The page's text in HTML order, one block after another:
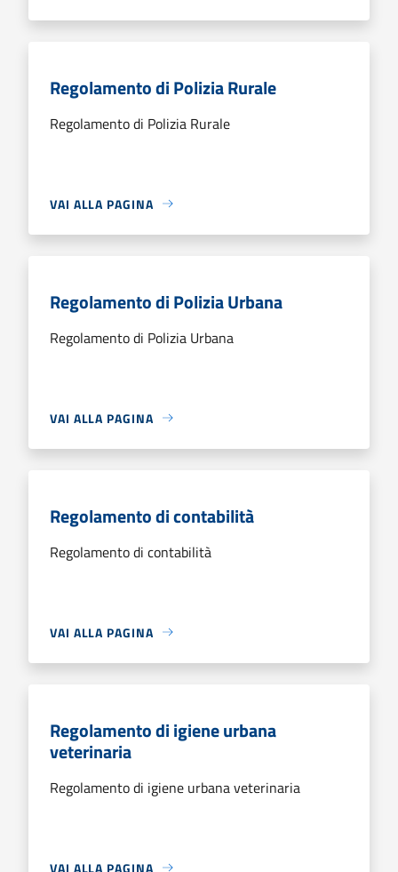
Regolamento di Polizia Rurale
Regolamento di Polizia Rurale
VAI ALLA PAGINA
Regolamento di Polizia Urbana
Regolamento di Polizia Urbana
VAI ALLA PAGINA
Regolamento di contabilità
Regolamento di contabilità
VAI ALLA PAGINA
Regolamento di igiene urbana
veterinaria
Regolamento di igiene urbana veterinaria
VAI ALLA PAGINA